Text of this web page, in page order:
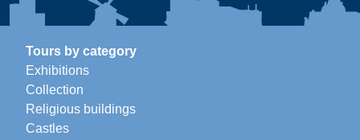
Tours by category
Exhibitions
Collection
Religious buildings
Castles